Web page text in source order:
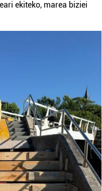
ekiteko, marea biziei